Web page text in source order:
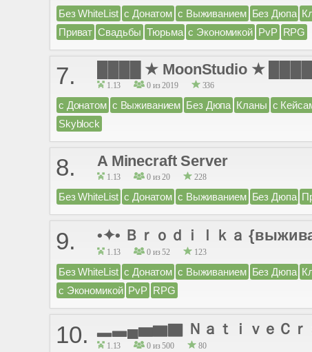
Без WhiteList с Донатом с Выживанием Без Дюпа
Приват Свадьбы Тюрьма с Экономикой PvP RPG
7. ████ ★ MoonStudio ★ ████
1.13 0 из 2019 336
с Донатом с Выживанием Без Дюпа Кланы с
Skyblock
8. A Minecraft Server
1.13 0 из 20 228
Без WhiteList с Донатом с Выживанием Без Дюпа
9. •✦• Ｂｒｏｄｉｌｋａ
1.13 0 из 52 123
Без WhiteList с Донатом с Выживанием Без Дюпа
с Экономикой PvP RPG
10. ▂▃▄▅▆▇ ＮａｔｉｖｅＣ
1.13 0 из 500 80